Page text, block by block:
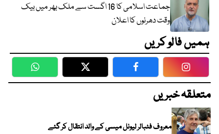
جماعت اسلامی کا 16 اگست سے ملک بھر میں بیک
وقت دھرنوں کا اعلان
ہمیں فالو کریں
WhatsApp Twitter Facebook
متعلقہ خبریں
معروف فٹبالر لیونل میسی کے والد انتقال کر گئے